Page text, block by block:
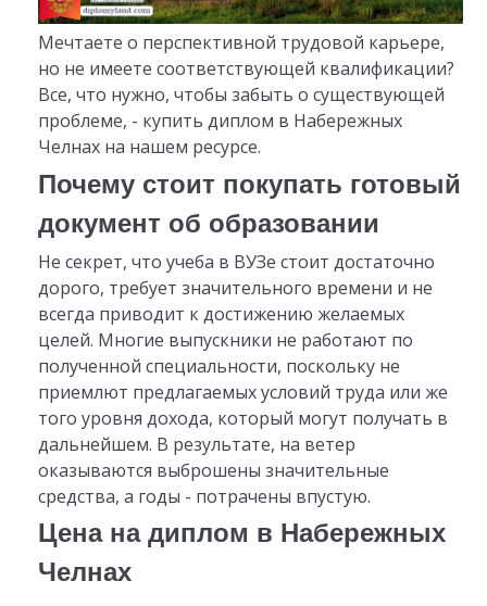
Мечтаете о перспективной трудовой карьере,
но не имеете соответствующей квалификации?
Все, что нужно, чтобы забыть о существующей
проблеме, - купить диплом в Набережных
Челнах на нашем ресурсе.
Почему стоит покупать готовый
документ об образовании
Не секрет, что учеба в ВУЗе стоит достаточно
дорого, требует значительного времени и не
всегда приводит к достижению желаемых
целей. Многие выпускники не работают по
полученной специальности, поскольку не
приемлют предлагаемых условий труда или же
того уровня дохода, который могут получать в
дальнейшем. В результате, на ветер
оказываются выброшены значительные
средства, а годы - потрачены впустую.
Цена на диплом в Набережных
Челнах